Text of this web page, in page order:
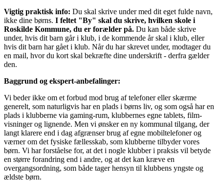
Vigtig praktisk info: Du skal skrive under med dit eget fulde navn,
ikke dine børns. I feltet "By" skal du skrive, hvilken skole i
Roskilde Kommune, du er forælder på. Du kan både skrive
under, hvis dit barn går i klub, i de kommende år skal i klub, eller
hvis dit barn har gået i klub. Når du har skrevet under, modtager du
en mail, hvor du kort skal bekræfte dine underskrift - derfra gælder
den.
Baggrund og ekspert-anbefalinger:
Vi beder ikke om et forbud mod brug af telefoner eller skærme
generelt, som naturligvis har en plads i børns liv, og som også har en
plads i klubberne via gaming-rum, klubbernes egne tablets, film-
visninger og lignende. Men vi ønsker en ny kommunal tilgang, der
langt klarere end i dag afgrænser brug af egne mobiltelefoner og
værner om det fysiske fællesskab, som klubberne tilbyder vores
børn. Vi har forståelse for, at det i nogle klubber i praksis vil betyde
en større forandring end i andre, og at det kan kræve en
overgangsordning, som både tager hensyn til klubbens yngste og
ældste børn.